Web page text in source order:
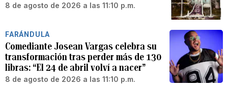
8 de agosto de 2026 a las 11:10 p.m.
FARÁNDULA
Comediante Josean Vargas celebra su
transformación tras perder más de 130
libras: “El 24 de abril volví a nacer”
8 de agosto de 2026 a las 11:10 p.m.